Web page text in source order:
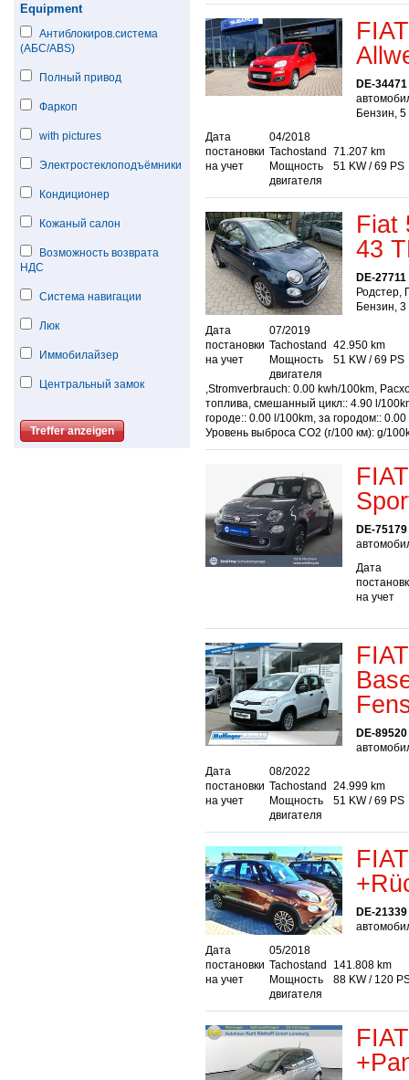
Equipment
Антиблокиров.система
(АБС/ABS)
Полный привод
Фаркоп
with pictures
Электростеклоподъёмники
Кондиционер
Кожаный салон
Возможность возврата
НДС
Система навигации
Люк
Иммобилайзер
Центральный замок
DE-
Бензин,
Дата
постановки
на учет
04/2018
Tachostand
71.207 km
Мощность
двигателя
51 KW / 69 PS
Fiat
43
DE-
Родстер,
Бензин,
Дата
постановки
на учет
07/2019
Tachostand
42.950 km
Мощность
двигателя
51 KW / 69 PS
,Stromverbrauch: 0.00 kwh/100km,
топлива, смешанный цикл:: 4.90 l/
городе:: 0.00 l/100km, за городом::
Уровень выброса СО2 (г/100 км): g/
DE-
Дата
на учет
DE-
Дата
постановки
на учет
08/2022
Tachostand
24.999 km
Мощность
двигателя
51 KW / 69 PS
DE-
Дата
постановки
на учет
05/2018
Tachostand
141.808 km
Мощность
двигателя
88 KW / 120